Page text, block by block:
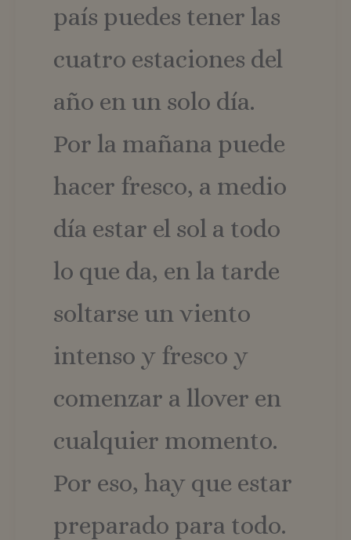
país puedes tener las
cuatro estaciones del
año en un solo día.
Por la mañana puede
hacer fresco, a medio
día estar el sol a todo
lo que da, en la tarde
soltarse un viento
intenso y fresco y
comenzar a llover en
cualquier momento.
Por eso, hay que estar
preparado para todo.